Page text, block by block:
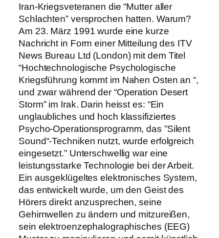
Iran-Kriegsveteranen die “Mutter aller
Schlachten” versprochen hatten. Warum?
Am 23. März 1991 wurde eine kurze
Nachricht in Form einer Mitteilung des ITV
News Bureau Ltd (London) mit dem Titel
“Hochtechnologische Psychologische
Kriegsführung kommt im Nahen Osten an “,
und zwar während der “Operation Desert
Storm” im Irak. Darin heisst es: “Ein
unglaubliches und hoch klassifiziertes
Psycho-Operationsprogramm, das ”Silent
Sound“-Techniken nutzt, wurde erfolgreich
eingesetzt.” Unterschwellig war eine
leistungsstarke Technologie bei der Arbeit.
Ein ausgeklügeltes elektronisches System,
das entwickelt wurde, um den Geist des
Hörers direkt anzusprechen, seine
Gehirnwellen zu ändern und mitzureißen,
sein elektroenzephalographisches (EEG)